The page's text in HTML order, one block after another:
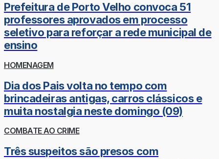
Prefeitura de Porto Velho convoca 51
professores aprovados em processo
seletivo para reforçar a rede municipal de
ensino
HOMENAGEM
Dia dos Pais volta no tempo com
brincadeiras antigas, carros clássicos e
muita nostalgia neste domingo (09)
COMBATE AO CRIME
Três suspeitos são presos com